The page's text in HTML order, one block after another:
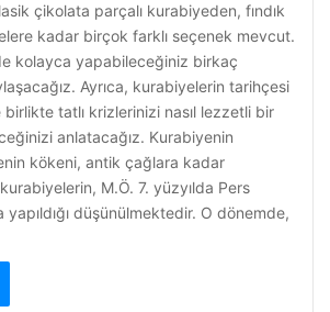
çikolata parçalı kurabiyeden, fındık
kadar birçok farklı seçenek mevcut.
kolayca yapabileceğiniz birkaç
Ayrıca, kurabiyelerin tarihçesi
birlikte tatlı krizlerinizi nasıl lezzetli bir
anlatacağız. Kurabiyenin
kökeni, antik çağlara kadar
M.Ö. 7. yüzyılda Pers
yapıldığı düşünülmektedir. O dönemde,